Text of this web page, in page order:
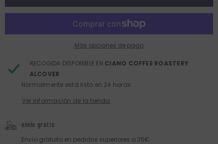
Hario
Hario
Más opciones de pago
RECOGIDA DISPONIBLE EN CIANO COFFEE ROASTERY
ALCOVER
Normalmente está listo en 24 horas
Ver información de la tienda
envío gratis
Envío gratuito en pedidos superiores a 35€